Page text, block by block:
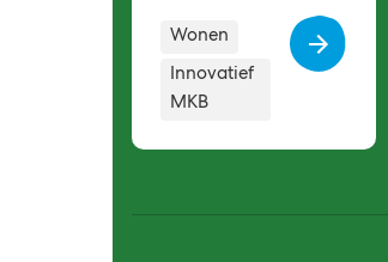
Wonen
Innovatief
MKB